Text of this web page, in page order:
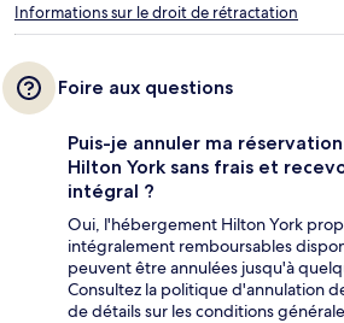
Informations sur le droit de rétractation
Foire aux questions
Puis-je annuler ma
Hilton York sans frais et
intégral ?
Oui, l'hébergement Hilton York
intégralement remboursables
peuvent être annulées jusqu'à
Consultez la politique d'annulation
de détails sur les conditions